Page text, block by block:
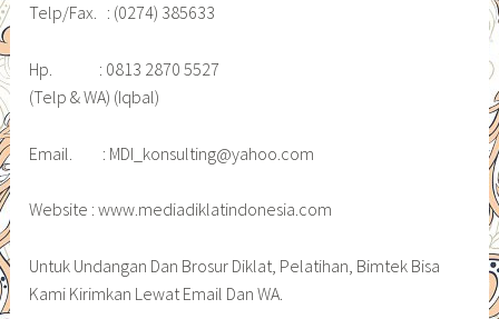
Telp/Fax. : (0274) 385633
Hp. : 0813 2870 5527
(Telp & WA) (Iqbal)
Email. : MDI_konsulting@yahoo.com
Website : www.mediadiklatindonesia.com
Untuk Undangan Dan Brosur Diklat, Pelatihan, Bimtek Bisa
Kami Kirimkan Lewat Email Dan WA.